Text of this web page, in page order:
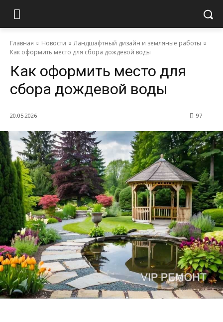
Главная Новости
Ландшафтный дизайн и земляные работы
Как оформить место для сбора дождевой воды
Как оформить место для
сбора дождевой воды
20.05.2026 97